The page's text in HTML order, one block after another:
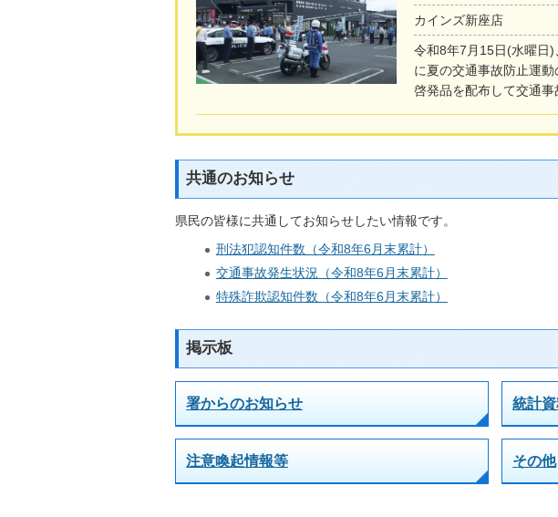
カインズ新座店
令和8年7月15日(水曜日
に夏の交通事故防止運
啓発品を配布して交通事
共通のお知らせ
県民の皆様に共通してお知らせしたい情報です。
刑法犯認知件数（令和8年6月末累計）
交通事故発生状況（令和8年6月末累計）
特殊詐欺認知件数（令和8年6月末累計）
掲示板
署からのお知らせ 統計
注意喚起情報等 その他